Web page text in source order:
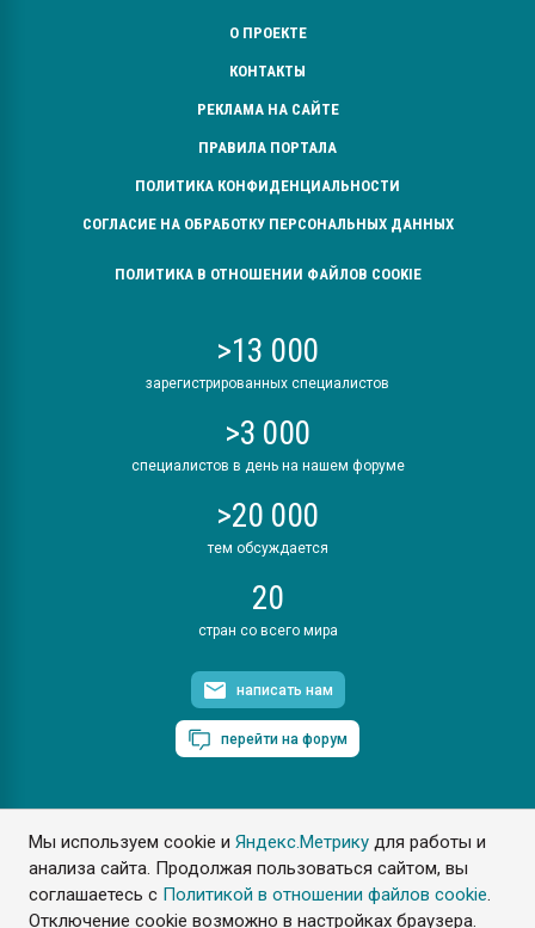
Мы используем cookie иЯндекс.Метрику для работы и
анализа сайта. Продолжая пользоваться сайтом, вы
соглашаетесь с Политикой в отношении файлов cookie.
Отключение cookie возможно в настройках браузера.
О ПРОЕКТЕ
КОНТАКТЫ
РЕКЛАМА НА САЙТЕ
ПРАВИЛА ПОРТАЛА
ПОЛИТИКА КОНФИДЕНЦИАЛЬНОСТИ
СОГЛАСИЕ НА ОБРАБОТКУ ПЕРСОНАЛЬНЫХ ДАННЫХ
ПОЛИТИКА В ОТНОШЕНИИ ФАЙЛОВ COOKIE
>13 000
зарегистрированных специалистов
>3 000
специалистов в день на нашем форуме
>20 000
тем обсуждается
20
стран со всего мира
написать нам
перейти на форум
ПластЭксперт © 2006. Все права защищены
Разрешается копирование материалов сайта с обязательной
ссылкой на www.e-plastic.ru
Разработка сайта